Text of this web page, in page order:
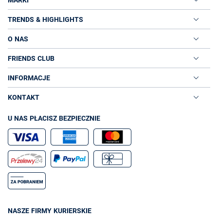
Decydując się na zakup jeansów boyfriend, musisz pamiętać, że
kluczem ich doskonałego dopasowania tak, by nie deformowały
sylwetki jest znalezienie właściwego modelu i rozmiaru. Jeansy
damskie boyfriend powinny pozostać luźne na wysokości ud i
aby nie próbować nadać spodniom zbyt dopracowanego charakteru,
mniejszego rozmiaru jeansów boyfriend, gdyż zatracą one swój
swobodny, nonszalancki fason, zaś przylegające do ud nogawki
dadzą optyczne złudzenie takiej samej szerokości nóg na całej ich
kształtów, ale nie uwydatnianiu ich. Stąd też wrażenie, jakoby
kobiety o filigranowych figurach. Panie nieobdarzone pożądanym
wysokim wzrostem i szczupłą budową ciała, decydując się na
jeansy boyfriend powinny zestawić je z butami na obcasie i najlepiej
zwężającym się nosku, co dodatkowo wysmukli sylwetkę. Jeśli
naszym priorytetem jest wygoda, szpilki można zastąpić
lub sandałami na koturnie. Kobiety o niskim wzroście powinny
postawić na model slim jeansów boyfriend, który za sprawą nieco
TRENDS & HIGHLIGHTS
O NAS
FRIENDS CLUB
INFORMACJE
KONTAKT
U NAS PŁACISZ BEZPIECZNIE
NASZE FIRMY KURIERSKIE